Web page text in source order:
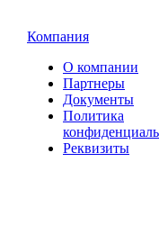
Компания
О компании
Партнеры
Документы
Политика
Реквизиты